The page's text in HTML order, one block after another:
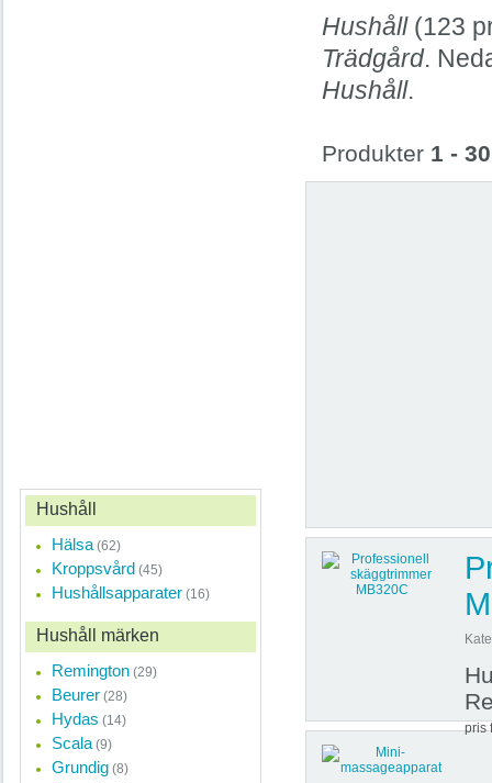
Hushåll(123
Trädgård.
Hushåll.
Produkter 1 - 30
pris
Hushåll
Hälsa (62)
Kroppsvård (45)
Hushållsapparater (16)
Hushåll märken
Remington (29)
Beurer (28)
Hydas (14)
Scala (9)
Grundig (8)